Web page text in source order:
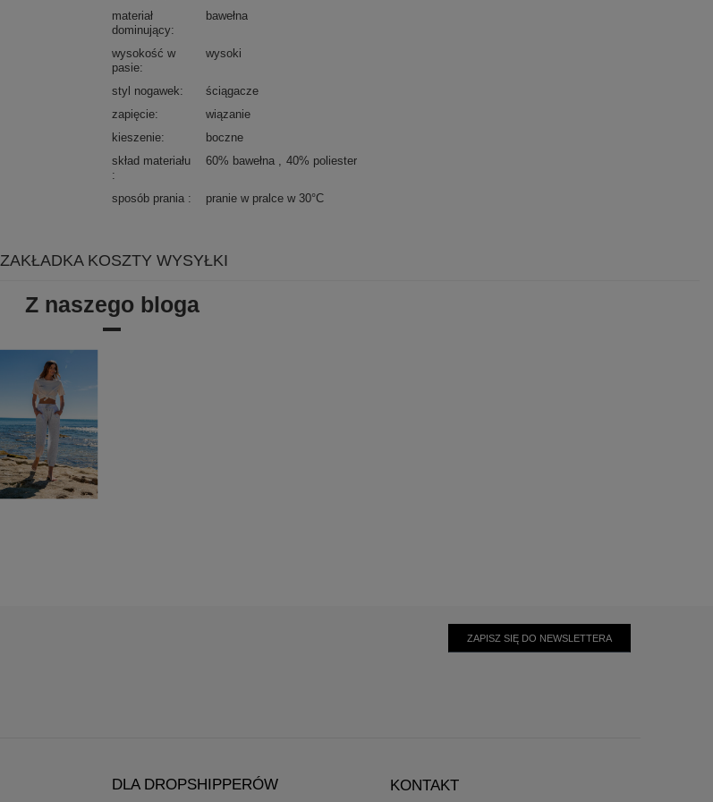
materiał
dominujący
bawełna
wysokość w
pasie
wysoki
styl nogawek
ściągacze
zapięcie
wiązanie
kieszenie
boczne
skład materiału
60% bawełna 40% poliester
sposób prania pranie w pralce w 30°C
ZAKŁADKA KOSZTY WYSYŁKI
Z naszego bloga
ZAPISZ SIĘ DO NEWSLETTERA
DLA DROPSHIPPERÓW KONTAKT